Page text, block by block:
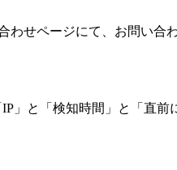
せページにて、お問い合
」と「検知時間」と「直前